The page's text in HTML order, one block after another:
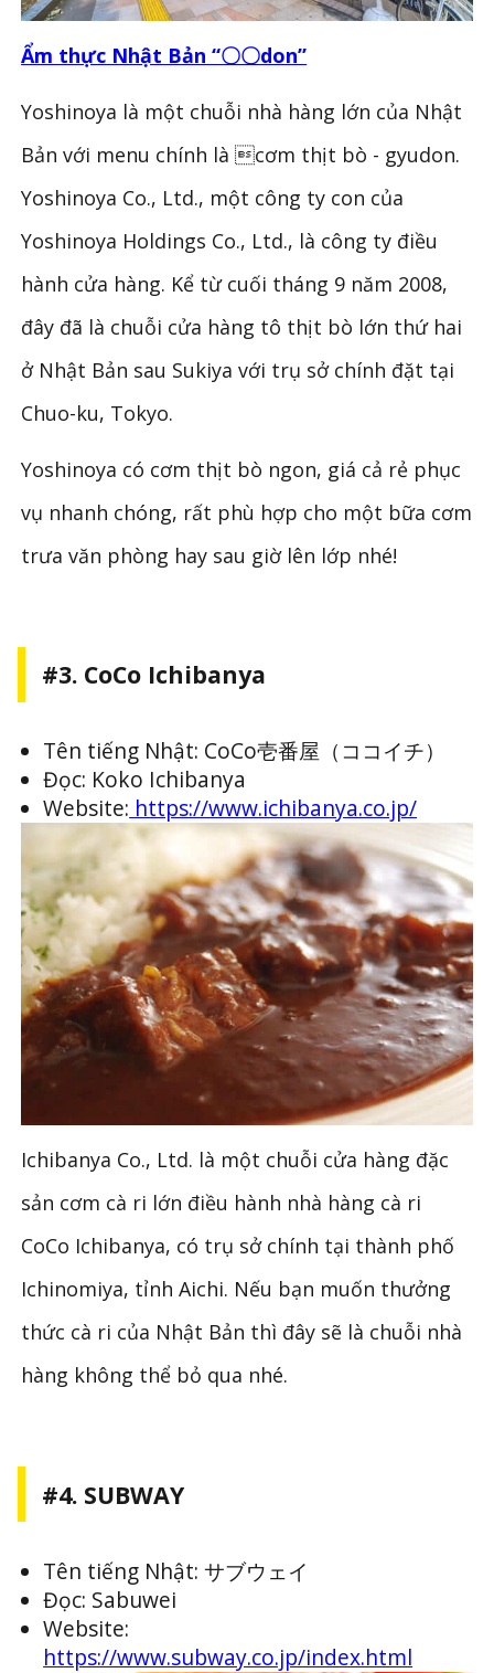
Ẩm thực Nhật Bản “〇〇don”
Yoshinoya là một chuỗi nhà hàng lớn của Nhật
Bản với menu chính là cơm thịt bò - gyudon.
Yoshinoya Co., Ltd., một công ty con của
Yoshinoya Holdings Co., Ltd., là công ty điều
hành cửa hàng. Kể từ cuối tháng 9 năm 2008,
đây đã là chuỗi cửa hàng tô thịt bò lớn thứ hai
ở Nhật Bản sau Sukiya với trụ sở chính đặt tại
Chuo-ku, Tokyo.
Yoshinoya có cơm thịt bò ngon, giá cả rẻ phục
vụ nhanh chóng, rất phù hợp cho một bữa cơm
trưa văn phòng hay sau giờ lên lớp nhé!
#3. CoCo Ichibanya
Tên tiếng Nhật: CoCo壱番屋（ココイチ）
Đọc: Koko Ichibanya
Website: https://www.ichibanya.co.jp/
Ichibanya Co., Ltd. là một chuỗi cửa hàng đặc
sản cơm cà ri lớn điều hành nhà hàng cà ri
CoCo Ichibanya, có trụ sở chính tại thành phố
Ichinomiya, tỉnh Aichi. Nếu bạn muốn thưởng
thức cà ri của Nhật Bản thì đây sẽ là chuỗi nhà
hàng không thể bỏ qua nhé.
#4. SUBWAY
Tên tiếng Nhật: サブウェイ
Đọc: Sabuwei
Website:
https://www.subway.co.jp/index.html